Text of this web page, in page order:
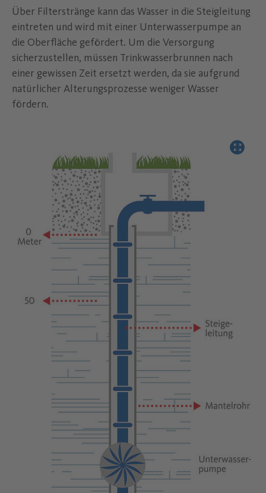
Über Filterstränge kann das Wasser in die Steigleitung
eintreten und wird mit einer Unterwasserpumpe an
die Oberfläche gefördert. Um die Versorgung
sicherzustellen, müssen Trinkwasserbrunnen nach
einer gewissen Zeit ersetzt werden, da sie aufgrund
natürlicher Alterungsprozesse weniger Wasser
fördern.
Bild